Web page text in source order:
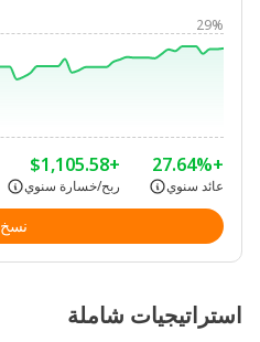
29%
+27.64%
عائد سنوي
+$1,105.58
ربح/خسارة سنوي
نسخ
استراتيجيات شاملة